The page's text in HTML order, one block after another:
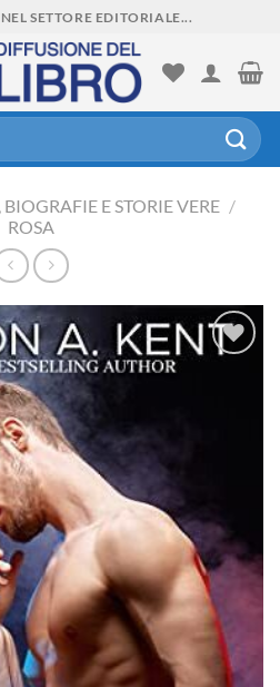
SETTORE EDITORIALE...
E STORIE VERE /
ROSA